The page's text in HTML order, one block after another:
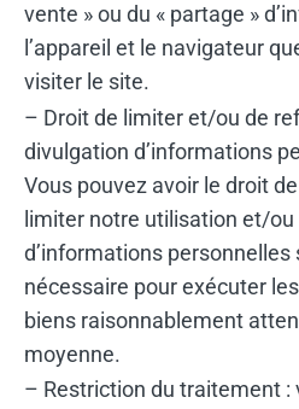
vente » ou du « partage »
l’appareil et le navigateur
visiter le site.
– Droit de limiter et/ou de
divulgation d’informations
Vous pouvez avoir le droit
limiter notre utilisation et/ou
d’informations
nécessaire pour exécuter
biens raisonnablement
moyenne.
– Restriction du traitement :